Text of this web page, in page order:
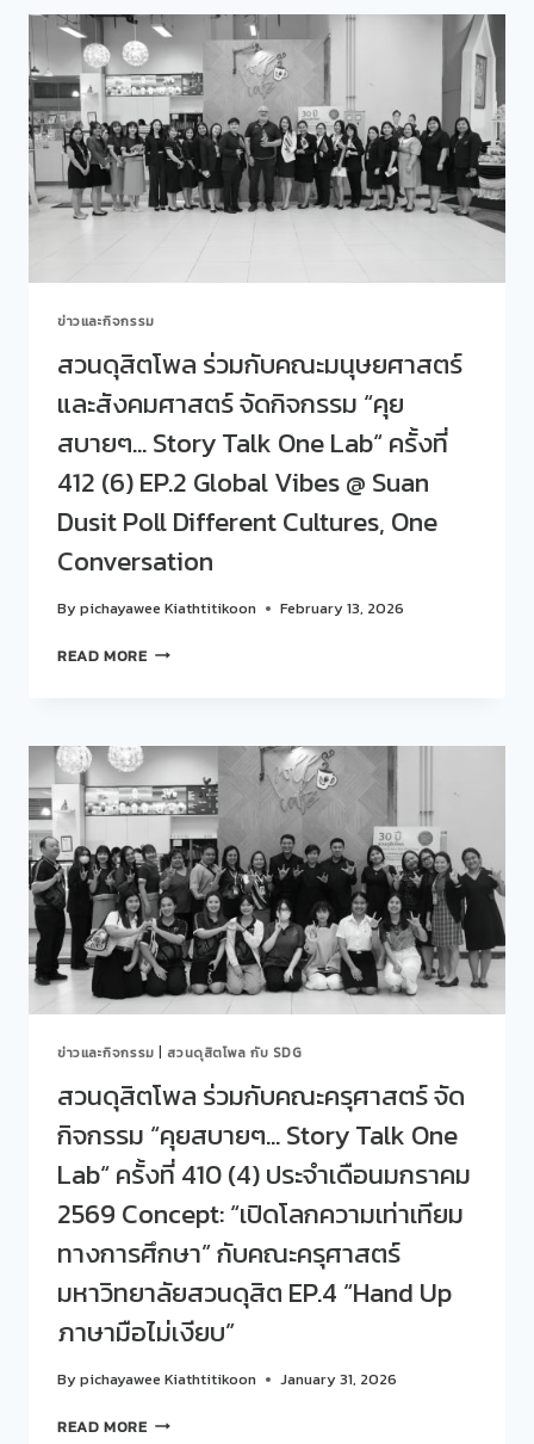
ร่วม
กับ
คณะ
มนุษยศาสตร์
และ
สังคมศาสตร์
จัด
กิจกรรม
“คุย
STORY
LAB“
ครั้ง
ที่
414(8)
EP.4
“TALK
DRAW:
มรดก
วัฒนธรรม
จาก
สู่
ศิลป์”
ข่าวและกิจกรรม
สวนดุสิตโพล ร่วมกับคณะมนุษยศาสตร์
และสังคมศาสตร์ จัดกิจกรรม “คุย
สบายๆ… Story Talk One Lab“ ครั้งที่
412 (6) EP.2 Global Vibes @ Suan
Dusit Poll Different Cultures, One
Conversation
Bypichayawee Kiathtitikoon February 13, 2026
READ MOREสวน
ร่วม
กับ
คณะ
มนุษยศาสตร์
และ
สังคมศาสตร์
จัด
กิจกรรม
“คุย
สบายๆ…
STORY
LAB“
ครั้ง
ที่
412
(6)
EP.2
VIBES
@
SUAN
DUSIT
POLL
DIFFERENT
ONE
ข่าวและกิจกรรม สวนดุสิตโพล กับ SDG
สวนดุสิตโพล ร่วมกับคณะครุศาสตร์ จัด
กิจกรรม “คุยสบายๆ… Story Talk One
Lab“ ครั้งที่ 410 (4) ประจำเดือนมกราคม
2569 Concept: “เปิดโลกความเท่าเทียม
ทางการศึกษา” กับคณะครุศาสตร์
มหาวิทยาลัยสวนดุสิต EP.4 “Hand Up
ภาษามือไม่เงียบ”
Bypichayawee Kiathtitikoon January 31, 2026
READ MOREสวน